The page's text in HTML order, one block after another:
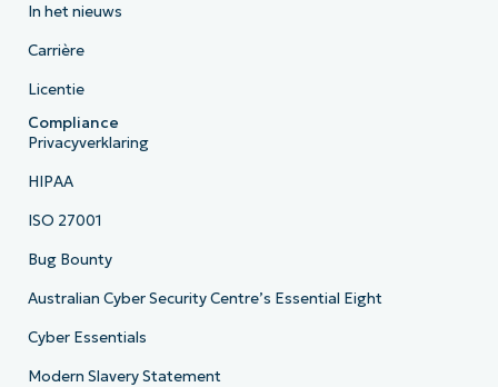
In het nieuws
Carrière
Licentie
Compliance
Privacyverklaring
HIPAA
ISO 27001
Bug Bounty
Australian Cyber Security Centre’s Essential Eight
Cyber Essentials
Modern Slavery Statement